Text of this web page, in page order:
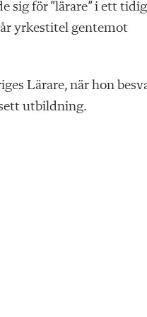
sig för ”lärare” i ett
yrkestitel gentemot
Lärare, när hon
utbildning.